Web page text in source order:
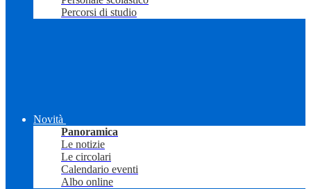
Percorsi di studio
Novità
Panoramica
Le notizie
Le circolari
Calendario eventi
Albo online